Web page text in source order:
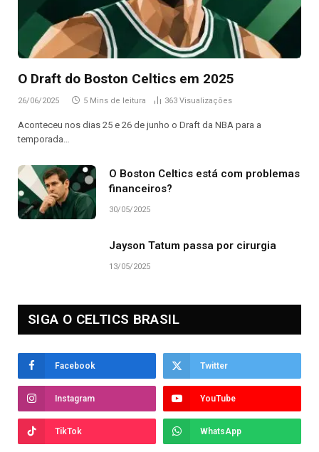
O Draft do Boston Celtics em 2025
26/06/2025 5 Mins de leitura 363 Visualizações
Aconteceu nos dias 25 e 26 de junho o Draft da NBA para a
temporada…
O Boston Celtics está com problemas
financeiros?
30/05/2025
Jayson Tatum passa por cirurgia
13/05/2025
SIGA O CELTICS BRASIL
Facebook Twitter
Instagram YouTube
TikTok WhatsApp